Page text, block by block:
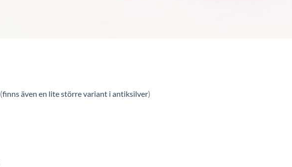
(finns även en lite större variant i antiksilver)